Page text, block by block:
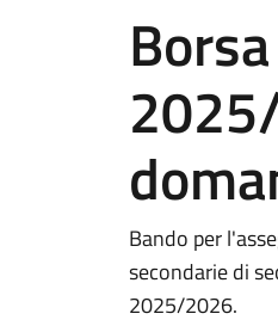
Bando per
secondarie di
2025/2026.